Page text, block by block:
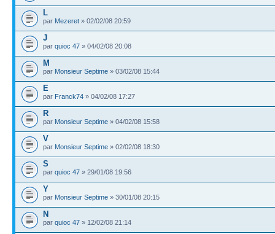
L
par Mezeret » 02/02/08 20:59
J
par quioc 47 » 04/02/08 20:08
M
par Monsieur Septime » 03/02/08 15:44
E
par Franck74 » 04/02/08 17:27
R
par Monsieur Septime » 04/02/08 15:58
V
par Monsieur Septime » 02/02/08 18:30
S
par quioc 47 » 29/01/08 19:56
Y
par Monsieur Septime » 30/01/08 20:15
N
par quioc 47 » 12/02/08 21:14